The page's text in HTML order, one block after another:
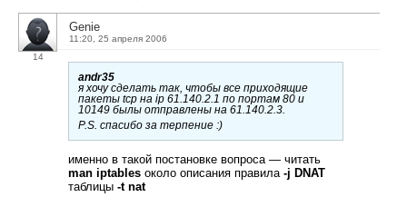
14
Genie
11:20, 25 апреля 2006
andr35
я хочу сделать так, чтобы все приходящие
пакеты tcp на ip 61.140.2.1 по портам 80 и
10149 былы отправлены на 61.140.2.3.
P.S. спасибо за терпение :)
именно в такой постановке вопроса — читать
man iptables около описания правила -j DNAT
таблицы -t nat